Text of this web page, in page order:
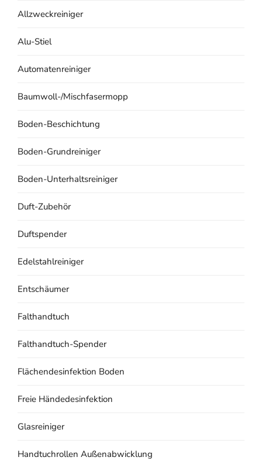
Allzweckreiniger
Alu-Stiel
Automatenreiniger
Baumwoll-/Mischfasermopp
Boden-Beschichtung
Boden-Grundreiniger
Boden-Unterhaltsreiniger
Duft-Zubehör
Duftspender
Edelstahlreiniger
Entschäumer
Falthandtuch
Falthandtuch-Spender
Flächendesinfektion Boden
Freie Händedesinfektion
Glasreiniger
Handtuchrollen Außenabwicklung